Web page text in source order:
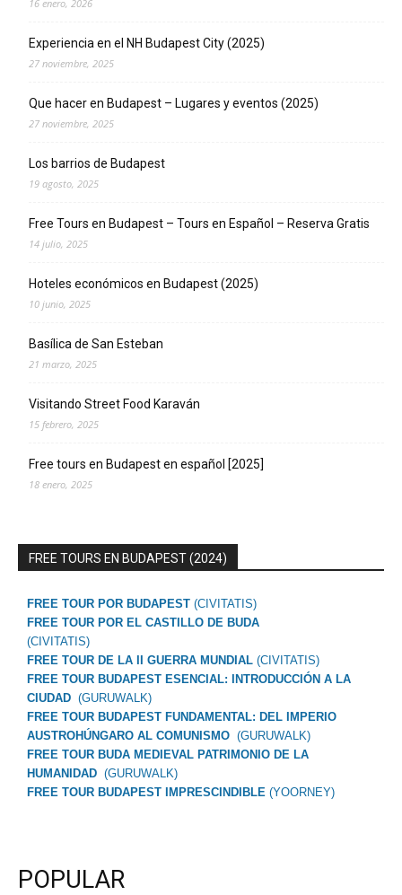
16 enero, 2026
Experiencia en el NH Budapest City (2025)
27 noviembre, 2025
Que hacer en Budapest – Lugares y eventos (2025)
27 noviembre, 2025
Los barrios de Budapest
19 agosto, 2025
Free Tours en Budapest – Tours en Español – Reserva Gratis
14 julio, 2025
Hoteles económicos en Budapest (2025)
10 junio, 2025
Basílica de San Esteban
21 marzo, 2025
Visitando Street Food Karaván
15 febrero, 2025
Free tours en Budapest en español [2025]
18 enero, 2025
FREE TOURS EN BUDAPEST (2024)
FREE TOUR POR BUDAPEST (CIVITATIS)
FREE TOUR POR EL CASTILLO DE BUDA
(CIVITATIS)
FREE TOUR DE LA II GUERRA MUNDIAL (CIVITATIS)
FREE TOUR BUDAPEST ESENCIAL: INTRODUCCIÓN A LA
CIUDAD (GURUWALK)
FREE TOUR BUDAPEST FUNDAMENTAL: DEL IMPERIO
AUSTROHÚNGARO AL COMUNISMO (GURUWALK)
FREE TOUR BUDA MEDIEVAL PATRIMONIO DE LA
HUMANIDAD (GURUWALK)
FREE TOUR BUDAPEST IMPRESCINDIBLE (YOORNEY)
POPULAR